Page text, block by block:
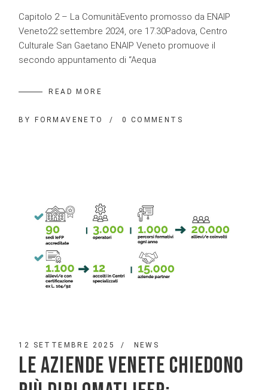
Capitolo 2 – La ComunitàEvento promosso da ENAIP
Veneto22 settembre 2024, ore 17.30Padova, Centro
Culturale San Gaetano ENAIP Veneto promuove il
secondo appuntamento di “Aequa
READ MORE
BY FORMAVENETO 0 COMMENTS
12 SETTEMBRE 2025 NEWS
LE AZIENDE VENETE CHIEDONO